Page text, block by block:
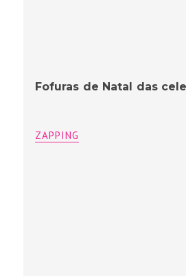
Fofuras de Natal das
ZAPPING